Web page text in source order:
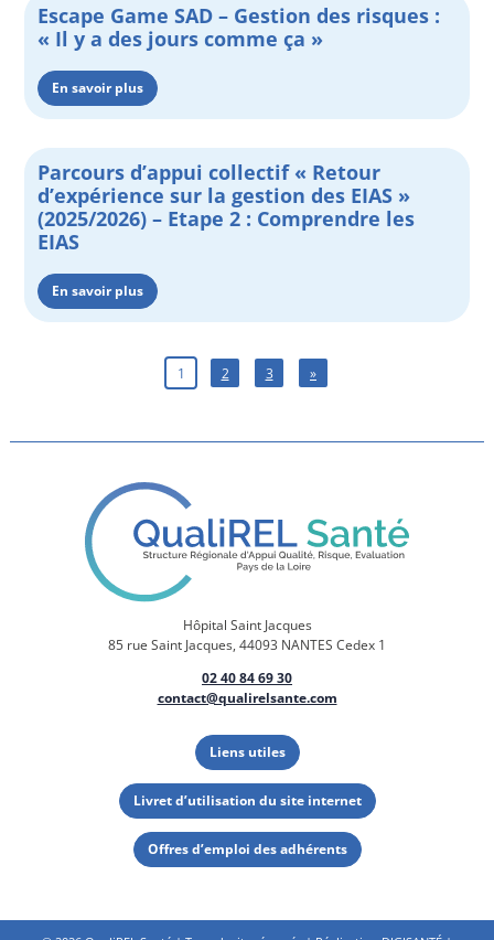
Escape Game SAD – Gestion des risques :
« Il y a des jours comme ça »
En savoir plus
Parcours d’appui collectif « Retour
d’expérience sur la gestion des EIAS »
(2025/2026) – Etape 2 : Comprendre les
EIAS
En savoir plus
1 2 3 »
Hôpital Saint Jacques
85 rue Saint Jacques, 44093 NANTES Cedex 1
02 40 84 69 30
contact@qualirelsante.com
Liens utiles
Livret d’utilisation du site internet
Offres d’emploi des adhérents